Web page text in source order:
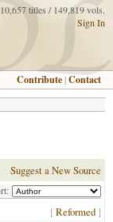
titles / 149,819 vols.
Sign In
Contribute |Contact
Suggest a New Source
[Reformed ]